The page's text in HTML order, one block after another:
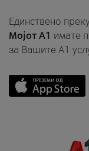
Единствено
Мојот A1 имате
за Вашите A1